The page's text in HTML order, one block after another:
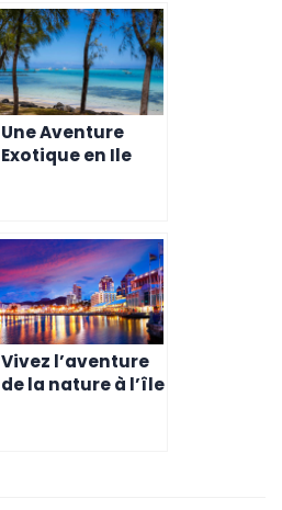
Une Aventure
Exotique en Ile
Vivez l’aventure
de la nature à l’île